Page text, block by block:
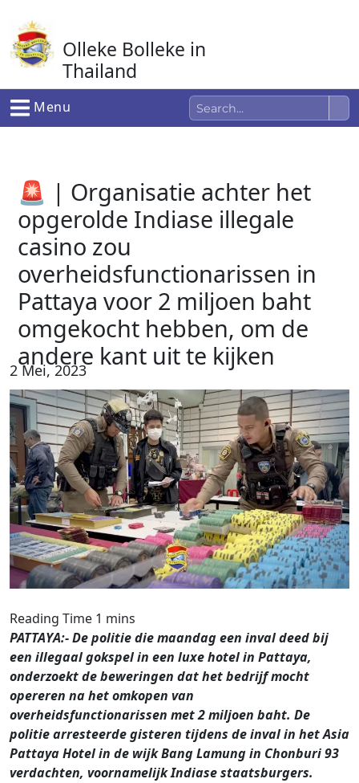
naar
de
inhoud
Olleke Bolleke in
Thailand
In Thailand
Menu
🚨 | Organisatie achter het
opgerolde Indiase illegale
casino zou
overheidsfunctionarissen in
Pattaya voor 2 miljoen baht
omgekocht hebben, om de
andere kant uit te kijken
2 Mei, 2023
PATTAYA:- De politie die maandag een inval deed bij
een illegaal gokspel in een luxe hotel in Pattaya,
onderzoekt de beweringen dat het bedrijf mocht
opereren na het omkopen van
overheidsfunctionarissen met 2 miljoen baht. De
politie arresteerde gisteren tijdens de inval in het Asia
Pattaya Hotel in de wijk Bang Lamung in Chonburi 93
verdachten, voornamelijk Indiase staatsburgers.